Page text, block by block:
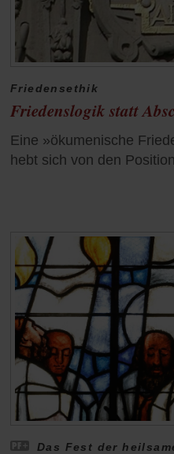
Friedensethik
Friedenslogik statt
Eine »ökumenische
hebt sich von den
Das Fest der